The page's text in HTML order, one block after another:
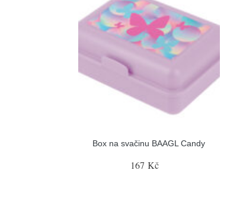
Box na svačinu BAAGL Candy
167 Kč